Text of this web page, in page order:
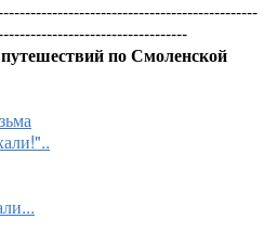
по Смоленской